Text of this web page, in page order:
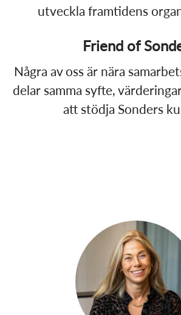
utveckla framtidens
Friend of
Några av oss är nära
delar samma syfte,
att stödja Sonders